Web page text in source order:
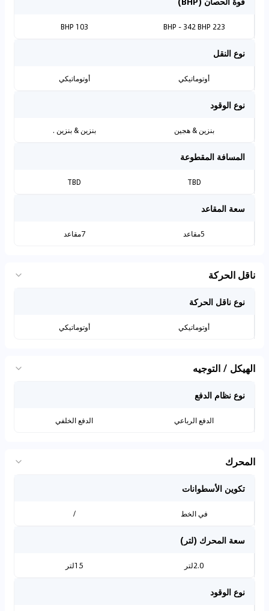
223 BHP - 342 BHP
103 BHP
نوع النقل
أوتوماتيكي أوتوماتيكي
نوع الوقود
بنزين & هجين بنزين & بنزين .
المسافة المقطوعة
TBD
TBD
سعة المقاعد
5مقاعد 7مقاعد
ناقل الحركة
نوع ناقل الحركة
أوتوماتيكي أوتوماتيكي
الهيكل / التوجيه
نوع نظام الدفع
الدفع الرباعي الدفع الخلفي
المحرك
تكوين الأسطوانات
في الخط /
سعة المحرك (لتر)
2.0لتر 1.5لتر
نوع الوقود